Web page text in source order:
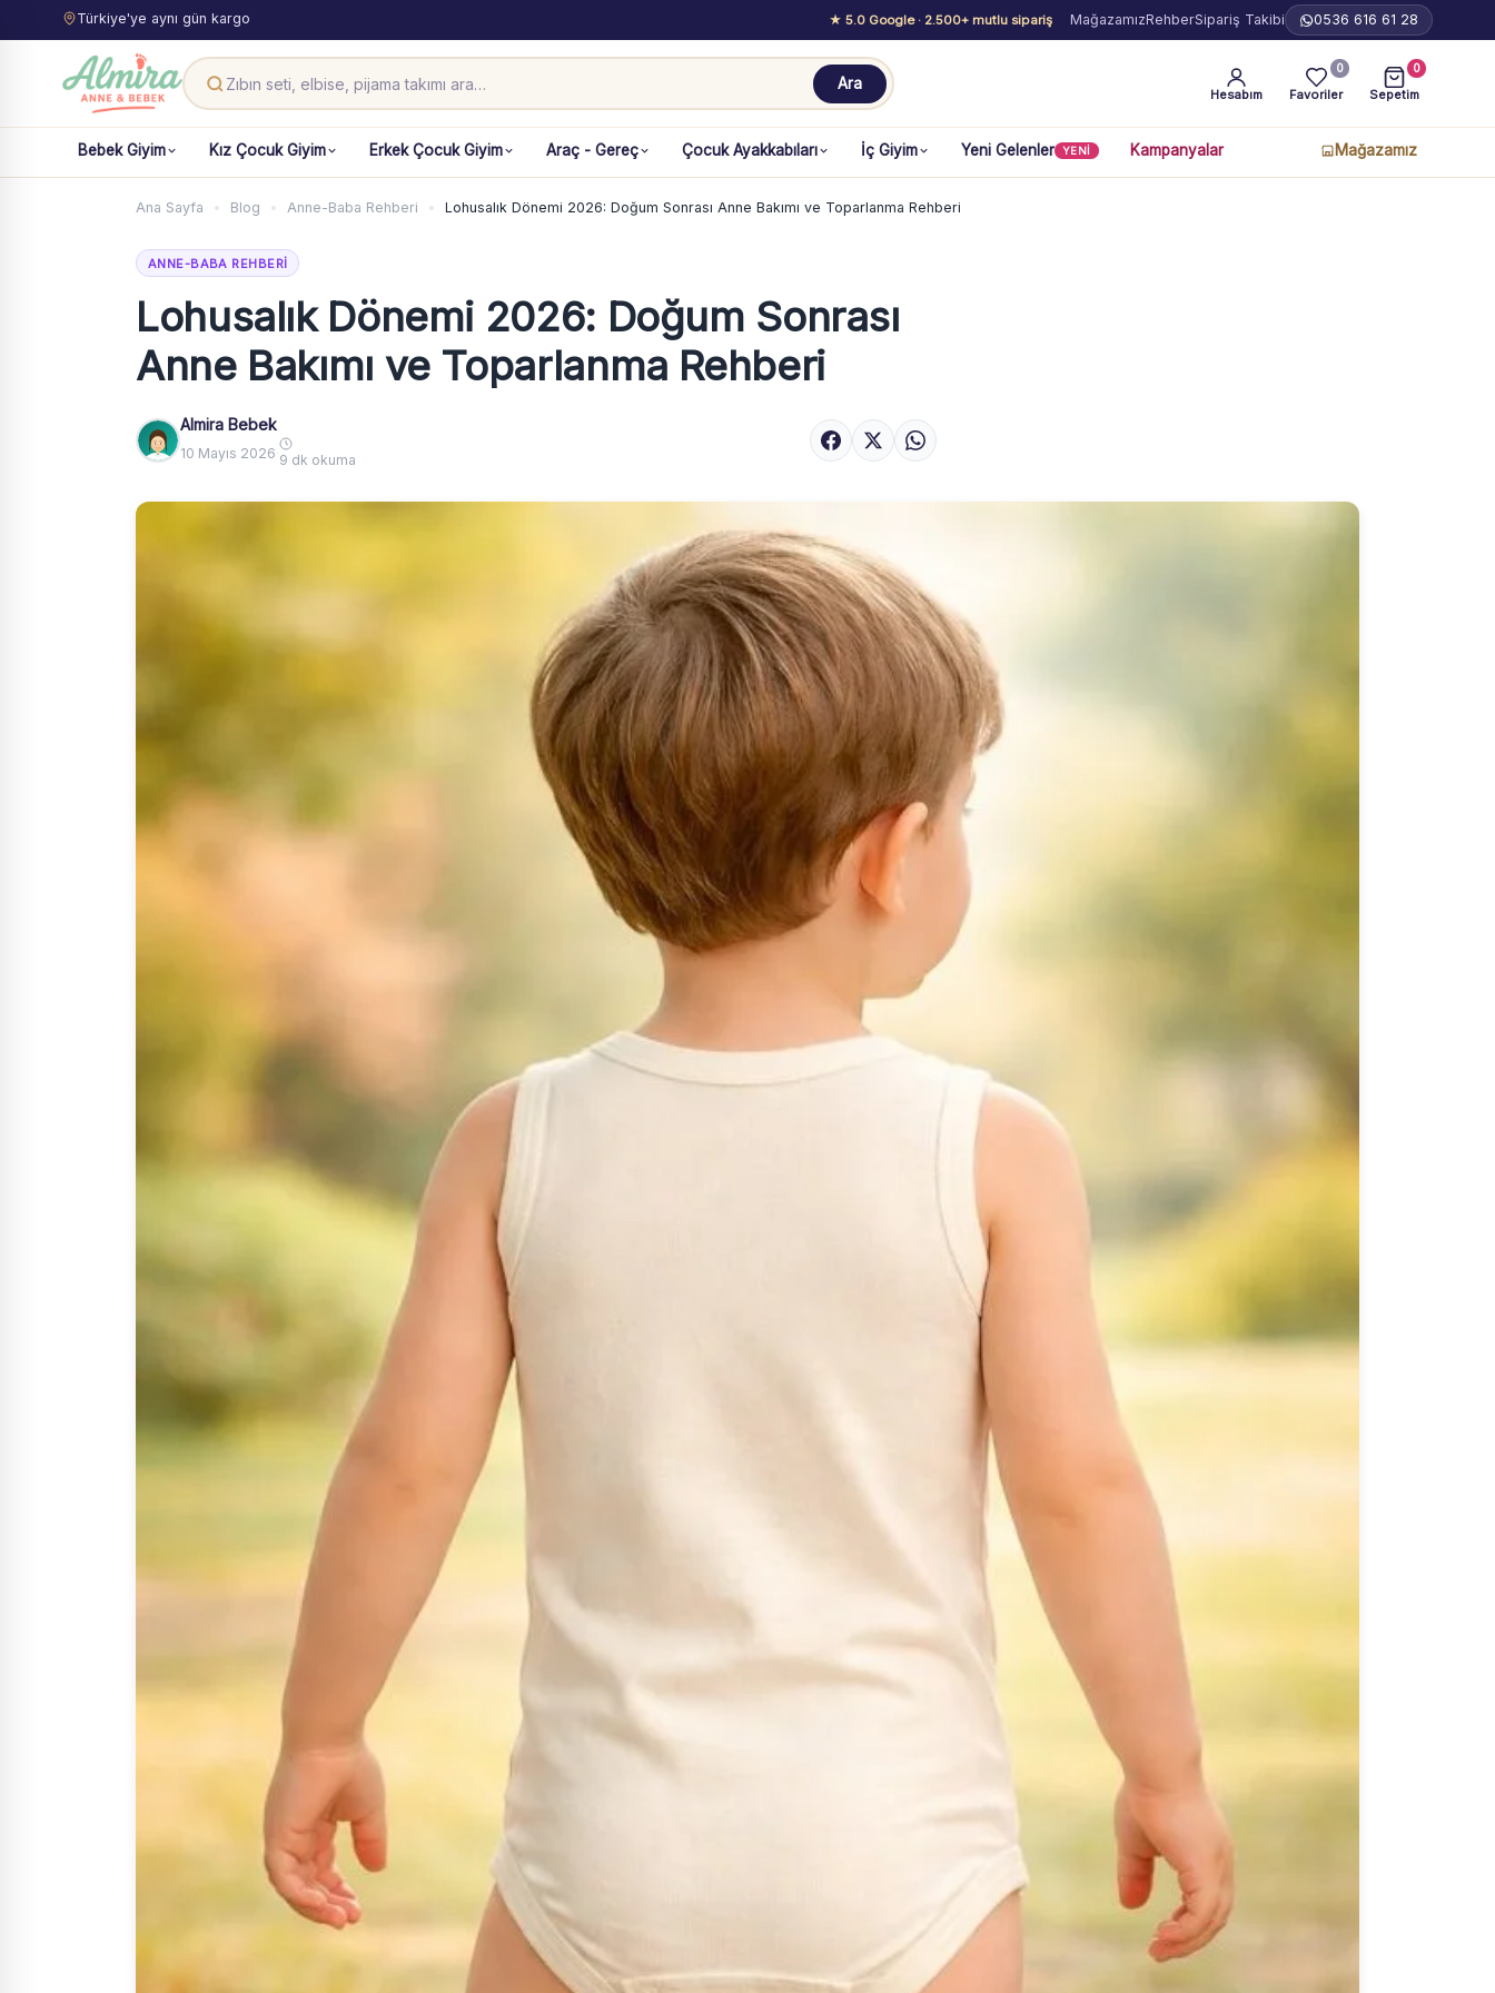
Türkiye'ye aynı gün kargo ★ 5.0 Google· 2.500+ mutlu sipariş MağazamızRehberSipariş Takibi 0536 616 61 28
Ara
Hesabım Favoriler
0
Sepetim
0
Bebek Giyim Kız Çocuk Giyim Erkek Çocuk Giyim Araç - Gereç Çocuk Ayakkabıları İç Giyim Yeni Gelenler YENİ Kampanyalar Mağazamız
Ana Sayfa Blog Anne-Baba Rehberi Lohusalık Dönemi 2026: Doğum Sonrası Anne Bakımı ve Toparlanma Rehberi
ANNE-BABA REHBERI
Lohusalık Dönemi 2026: Doğum Sonrası
Anne Bakımı ve Toparlanma Rehberi
Almira Bebek
10 Mayıs 2026 9 dk okuma